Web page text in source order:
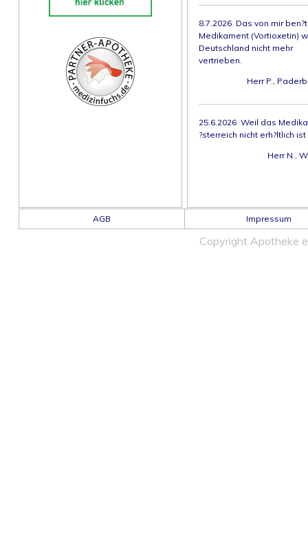
8.7.2026 Das von mir
Medikament (Vortioxetin)
Deutschland nicht mehr
vertrieben.
Herr P.,
25.6.2026 Weil das
?sterreich nicht erh?ltlich ist
Herr N.,
AGB Impressum
Copyright Apotheke